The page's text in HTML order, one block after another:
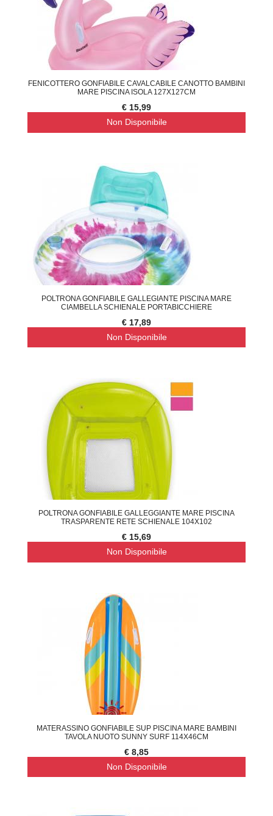
FENICOTTERO GONFIABILE CAVALCABILE CANOTTO BAMBINI
MARE PISCINA ISOLA 127X127CM
€ 15,99
Non Disponibile
POLTRONA GONFIABILE GALLEGIANTE PISCINA MARE
CIAMBELLA SCHIENALE PORTABICCHIERE
€ 17,89
Non Disponibile
POLTRONA GONFIABILE GALLEGGIANTE MARE PISCINA
TRASPARENTE RETE SCHIENALE 104X102
€ 15,69
Non Disponibile
MATERASSINO GONFIABILE SUP PISCINA MARE BAMBINI
TAVOLA NUOTO SUNNY SURF 114X46CM
€ 8,85
Non Disponibile